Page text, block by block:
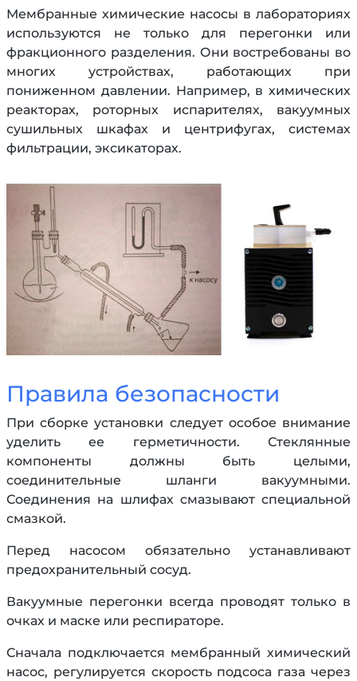
Мембранные химические насосы в лабораториях
используются не только для перегонки или
фракционного разделения. Они востребованы во
многих устройствах, работающих при
пониженном давлении. Например, в химических
реакторах, роторных испарителях, вакуумных
сушильных шкафах и центрифугах, системах
фильтрации, эксикаторах.
Правила безопасности
При сборке установки следует особое внимание
уделить ее герметичности. Стеклянные
компоненты должны быть целыми,
соединительные шланги вакуумными.
Соединения на шлифах смазывают специальной
смазкой.
Перед насосом обязательно устанавливают
предохранительный сосуд.
Вакуумные перегонки всегда проводят только в
очках и маске или респираторе.
Сначала подключается мембранный химический
насос, регулируется скорость подсоса газа через